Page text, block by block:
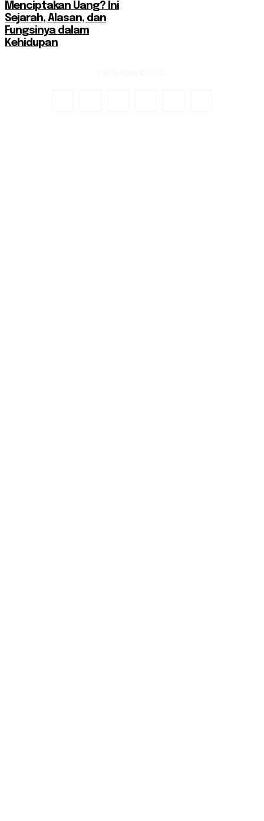
Menciptakan Uang? Ini
Sejarah, Alasan, dan
Fungsinya dalam
Kehidupan